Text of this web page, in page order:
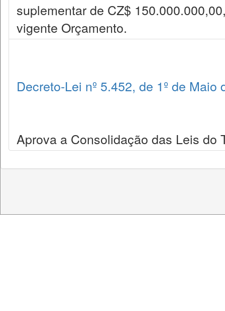
suplementar de CZ$
vigente Orçamento.
Decreto-Lei nº 5.452, de 1º de Maio
Aprova a Consolidação das Leis do